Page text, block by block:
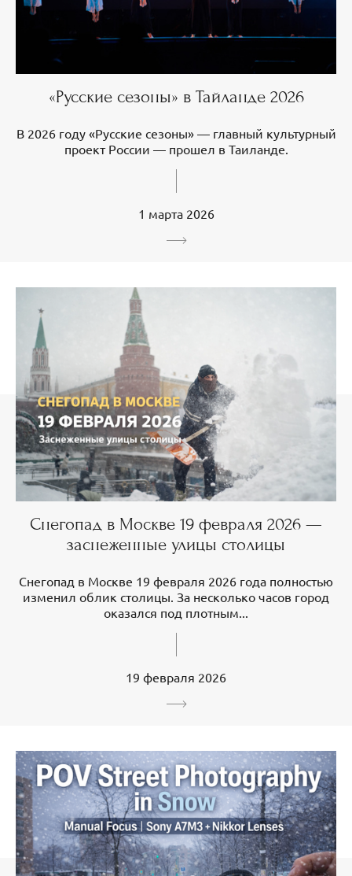
«Русские сезоны» в Тайланде 2026
В 2026 году «Русские сезоны» — главный культурный
проект России — прошел в Таиланде.
1 марта 2026
Снегопад в Москве 19 февраля 2026 —
заснеженные улицы столицы
Снегопад в Москве 19 февраля 2026 года полностью
изменил облик столицы. За несколько часов город
оказался под плотным...
19 февраля 2026